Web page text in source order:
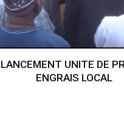
UNITE DE
ENGRAIS LOCAL